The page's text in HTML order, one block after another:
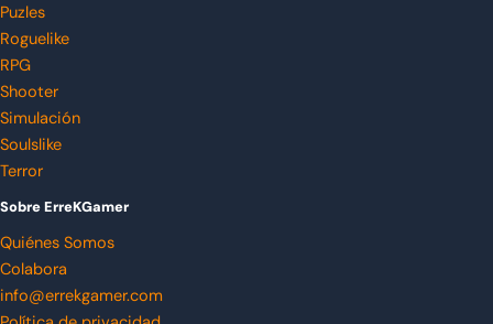
Puzles
Roguelike
RPG
Shooter
Simulación
Soulslike
Terror
Sobre ErreKGamer
Quiénes Somos
Colabora
info@errekgamer.com